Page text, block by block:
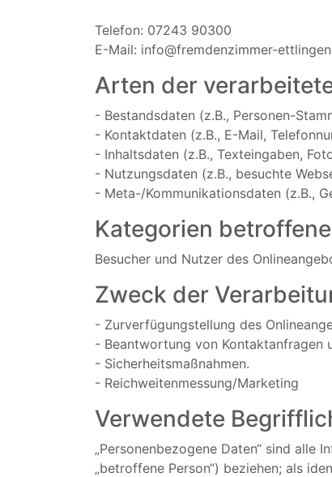
Telefon: 07243 90300
E-Mail: info@fremdenzimmer-
Arten der
- Bestandsdaten (z.B., Personen-
- Kontaktdaten (z.B., E-Mail,
- Inhaltsdaten (z.B., Texteingaben,
- Nutzungsdaten (z.B., besuchte
- Meta-/Kommunikationsdaten (z.B.,
Kategorien
Besucher und Nutzer des
Zweck der
- Zurverfügungstellung des
- Beantwortung von Kontaktanfragen
- Sicherheitsmaßnahmen.
- Reichweitenmessung/Marketing
Verwendete
„Personenbezogene Daten“ sind
„betroffene Person“) beziehen; als